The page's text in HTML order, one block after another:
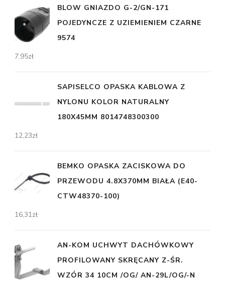
BLOW GNIAZDO G-2/GN-171
POJEDYNCZE Z UZIEMIENIEM CZARNE
9574
7,95zł
SAPISELCO OPASKA KABLOWA Z
NYLONU KOLOR NATURALNY
180X45MM 8014748300300
12,23zł
BEMKO OPASKA ZACISKOWA DO
PRZEWODU 4.8X370MM BIAŁA (E40-
CTW48370-100)
16,31zł
AN-KOM UCHWYT DACHÓWKOWY
PROFILOWANY SKRĘCANY Z-ŚR.
WZÓR 34 10CM /OG/ AN-29L/OG/-N